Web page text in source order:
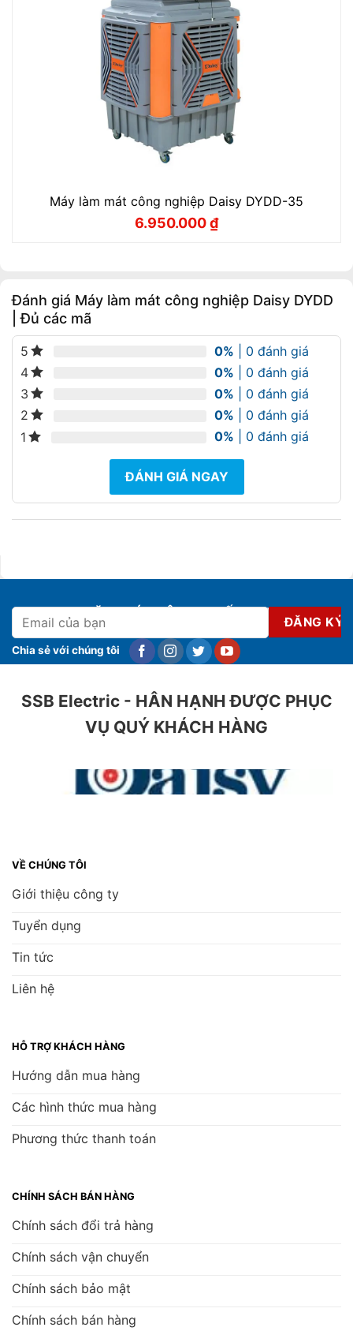
Máy làm mát công nghiệp Daisy DYDD-35
Giá
6.950.000₫
Giá
Đánh giá Máy làm mát công nghiệp Daisy DYDD
| Đủ các mã
5 0% | 0 đánh giá
4
0% | 0 đánh giá
3
0% | 0 đánh giá
2
0% | 0 đánh giá
1
0% | 0 đánh giá
ĐÁNH GIÁ NGAY
ĐĂNG KÝ NHẬN KHUYẾN MẠI
Chia sẻ với chúng tôi
SSB Electric - HÂN HẠNH ĐƯỢC PHỤC
VỤ QUÝ KHÁCH HÀNG
VỀ CHÚNG TÔI
Giới thiệu công ty
Tuyển dụng
Tin tức
Liên hệ
HỖ TRỢ KHÁCH HÀNG
Hướng dẫn mua hàng
Các hình thức mua hàng
Phương thức thanh toán
CHÍNH SÁCH BÁN HÀNG
Chính sách đổi trả hàng
Chính sách vận chuyển
Chính sách bảo mật
Chính sách bán hàng